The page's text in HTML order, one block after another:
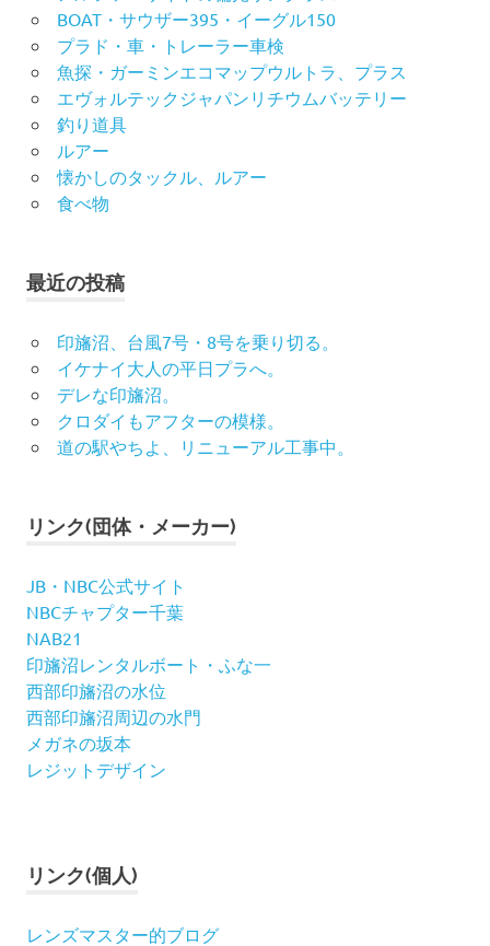
BOAT・サウザー395・イーグル150
プラド・車・トレーラー車検
魚探・ガーミンエコマップウルトラ、プラス
エヴォルテックジャパンリチウムバッテリー
釣り道具
ルアー
懐かしのタックル、ルアー
食べ物
最近の投稿
印旛沼、台風7号・8号を乗り切る。
イケナイ大人の平日プラへ。
デレな印旛沼。
クロダイもアフターの模様。
道の駅やちよ、リニューアル工事中。
リンク(団体・メーカー)
JB・NBC公式サイト
NBCチャプター千葉
NAB21
印旛沼レンタルボート・ふな一
西部印旛沼の水位
西部印旛沼周辺の水門
メガネの坂本
レジットデザイン
リンク(個人)
レンズマスター的ブログ